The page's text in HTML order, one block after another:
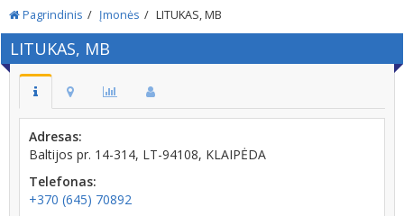
Pagrindinis Įmonės LITUKAS, MB
LITUKAS, MB
Adresas:
Baltijos pr. 14-314, LT-94108, KLAIPĖDA
Telefonas:
+370 (645) 70892